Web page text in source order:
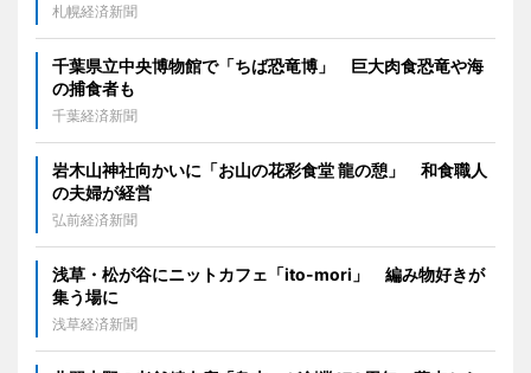
札幌経済新聞
千葉県立中央博物館で「ちば恐竜博」 巨大肉食恐竜や海
の捕食者も
千葉経済新聞
岩木山神社向かいに「お山の花彩食堂 龍の憩」 和食職人
の夫婦が経営
弘前経済新聞
浅草・松が谷にニットカフェ「ito-mori」 編み物好きが
集う場に
浅草経済新聞